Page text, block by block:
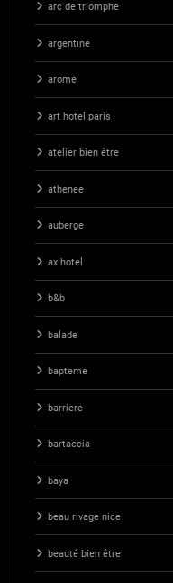
arc de triomphe
argentine
arome
art hotel paris
atelier bien être
athenee
auberge
ax hotel
b&b
balade
bapteme
barriere
bartaccia
baya
beau rivage nice
beauté bien être